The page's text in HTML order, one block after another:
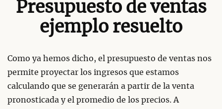
Presupuesto de ventas
ejemplo resuelto
Como ya hemos dicho, el presupuesto de ventas nos
permite proyectar los ingresos que estamos
calculando que se generarán a partir de la venta
pronosticada y el promedio de los precios. A